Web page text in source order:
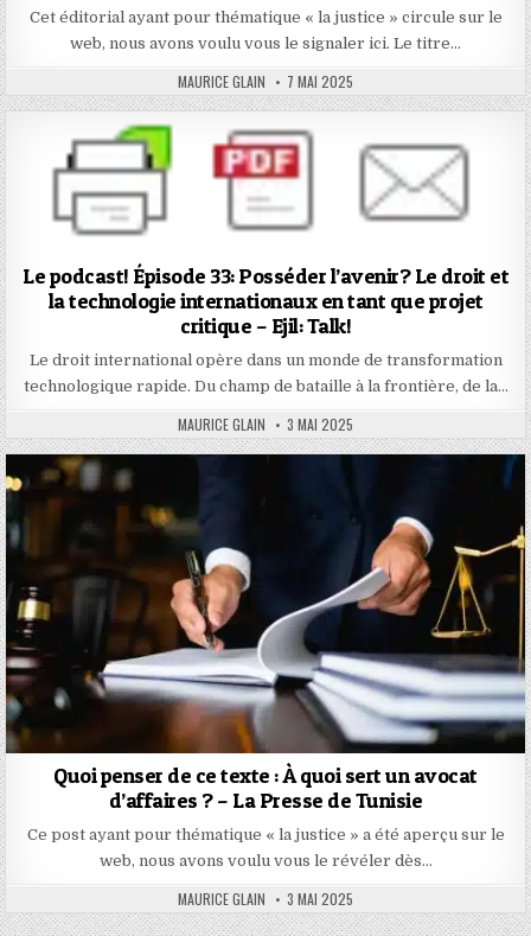
Cet éditorial ayant pour thématique « la justice » circule sur le
web, nous avons voulu vous le signaler ici. Le titre…
AUTHOR:
MAURICE GLAIN PUBLISHED
DATE:
7 MAI 2025
Le podcast! Épisode 33: Posséder l’avenir? Le droit et
la technologie internationaux en tant que projet
critique – Ejil: Talk!
Le droit international opère dans un monde de transformation
technologique rapide. Du champ de bataille à la frontière, de la…
AUTHOR:
MAURICE GLAIN PUBLISHED
DATE:
3 MAI 2025
Quoi penser de ce texte : À quoi sert un avocat
d’affaires ? – La Presse de Tunisie
Ce post ayant pour thématique « la justice » a été aperçu sur le
web, nous avons voulu vous le révéler dès…
AUTHOR:
MAURICE GLAIN PUBLISHED
DATE:
3 MAI 2025